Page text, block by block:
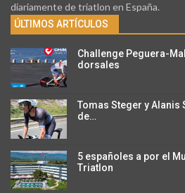
diariamente de triatlon en España.
ÚLTIMOS ARTÍCULOS
Challenge Peguera-
dorsales
Tomas Steger y Alanis
de…
5 españoles a por el
Triatlon